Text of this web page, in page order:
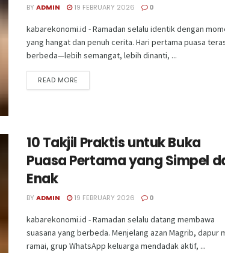
BY ADMIN 19 FEBRUARY 2026 0
kabarekonomi.id - Ramadan selalu identik dengan
yang hangat dan penuh cerita. Hari pertama puasa
berbeda—lebih semangat, lebih dinanti, ...
READ MORE
10 Takjil Praktis untuk Buka
Puasa Pertama yang Simpel
Enak
BY ADMIN 19 FEBRUARY 2026 0
kabarekonomi.id - Ramadan selalu datang membawa
suasana yang berbeda. Menjelang azan Magrib, dapur
ramai, grup WhatsApp keluarga mendadak aktif, ...